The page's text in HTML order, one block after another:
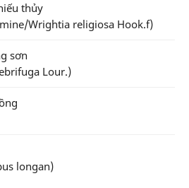
thủy
Wrightia religiosa Hook.f)
sơn
Lour.)
longan)